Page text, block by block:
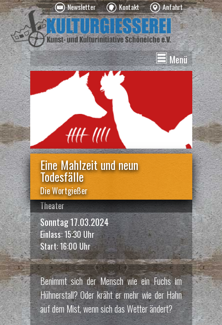
Newsletter Kontakt Anfahrt
Menü
News
Veranstaltungen
Vermietung
Über uns
Spenden
Eine Mahlzeit und neun
Todesfälle
Die Wortgießer
Theater
Sonntag 17.03.2024
Einlass: 15:30 Uhr
Start: 16:00 Uhr
Benimmt sich der Mensch wie ein Fuchs im
Hühnerstall? Oder kräht er mehr wie der Hahn
auf dem Mist, wenn sich das Wetter ändert?